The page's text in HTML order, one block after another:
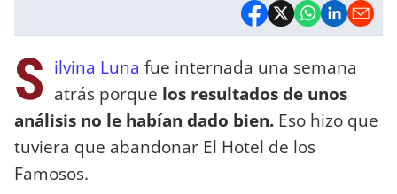
S ilvina Luna fue internada una semana
atrás porque los resultados de unos
análisis no le habían dado bien. Eso hizo que
tuviera que abandonar El Hotel de los
Famosos.